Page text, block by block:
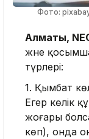
Фото:
Алматы,
және
түрлері:
1. Қымбат
Егер көлік
жоғары
көп), онда